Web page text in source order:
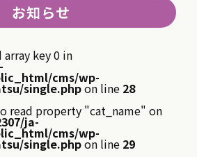
お知らせ
array key 0 in
cms/wp-
single.phpon line 28
read property "cat_name" on
ja-
cms/wp-
single.phpon line 29